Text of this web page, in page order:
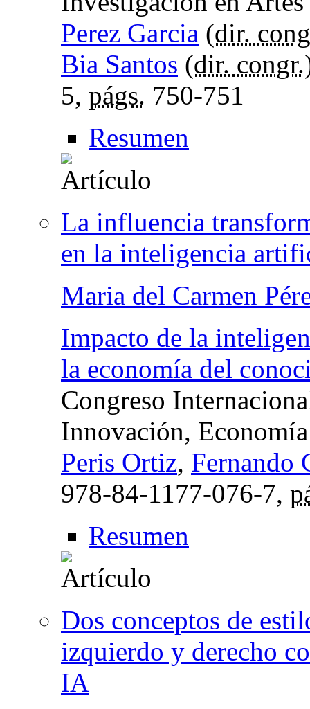
Perez Garcia (dir.
Bia Santos (dir. congr.
5, págs. 750-751
Resumen
La influencia
en la inteligencia
Maria del Carmen
Impacto de la
la economía del
Congreso
Innovación,
Peris Ortiz, Fernando
978-84-1177-076-7,
Resumen
Dos conceptos de
izquierdo y derecho
IA